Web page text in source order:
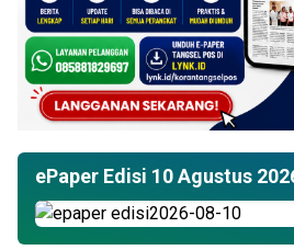
ePaper Edisi 10 Agustus